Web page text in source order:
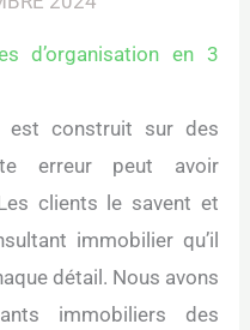
d’organisation en 3
est construit sur des
erreur peut avoir
clients le savent et
immobilier qu’il
détail. Nous avons
immobiliers des